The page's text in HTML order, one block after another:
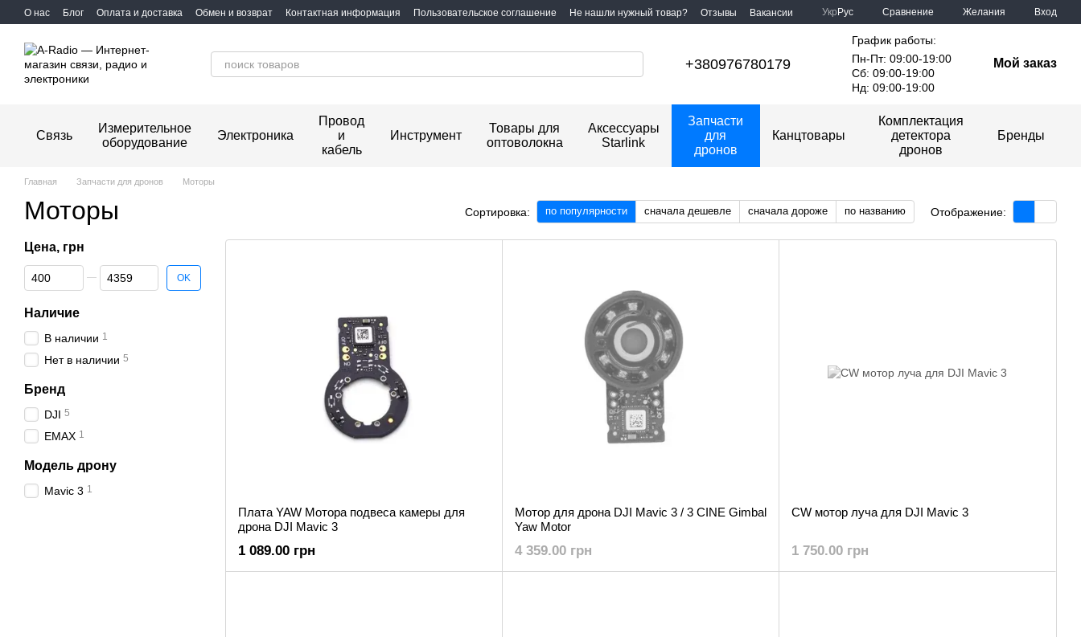
Перейти к основному контенту
О нас Блог Оплата и доставка Обмен и возврат Контактная информация Пользовательское соглашение Не нашли нужный товар? Отзывы Вакансии Укр Рус Сравнение Желания Вход
+380976780179
График работы:
Пн-Пт: 09:00-19:00
Сб: 09:00-19:00
Нд: 09:00-19:00
Мой заказ
Связь
Измерительное
оборудование
Электроника
Провод
и
кабель
Инструмент
Товары для
оптоволокна
Аксессуары
Starlink
Запчасти
для
дронов
Канцтовары
Комплектация
детектора
дронов
Бренды
Главная Запчасти для дронов Моторы
Моторы Сортировка: по популярности сначала дешевле сначала дороже по названию Отображение:
Плата YAW Мотора подвеса камеры для
дрона DJI Mavic 3
1 089.00 грн
Мотор для дрона DJI Mavic 3 / 3 CINE Gimbal
Yaw Motor
4 359.00 грн
CW мотор луча для DJI Mavic 3
1 750.00 грн
Цена, грн
От Цена, грн
До Цена, грн OK
Наличие
В наличии 1
Нет в наличии 5
Бренд
DJI 5
EMAX 1
Модель дрону
Mavic 3 1